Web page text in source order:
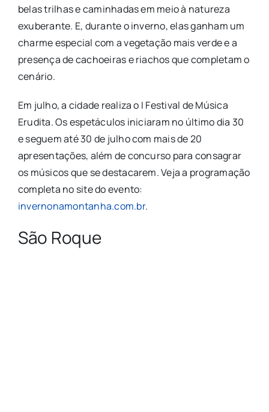
belas trilhas e caminhadas em meio à natureza
exuberante. E, durante o inverno, elas ganham um
charme especial com a vegetação mais verde e a
presença de cachoeiras e riachos que completam o
cenário.
Em julho, a cidade realiza o I Festival de Música
Erudita. Os espetáculos iniciaram no último dia 30
e seguem até 30 de julho com mais de 20
apresentações, além de concurso para consagrar
os músicos que se destacarem. Veja a programação
completa no site do evento:
invernonamontanha.com.br.
São Roque